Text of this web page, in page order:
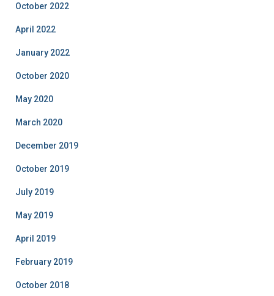
October 2022
April 2022
January 2022
October 2020
May 2020
March 2020
December 2019
October 2019
July 2019
May 2019
April 2019
February 2019
October 2018